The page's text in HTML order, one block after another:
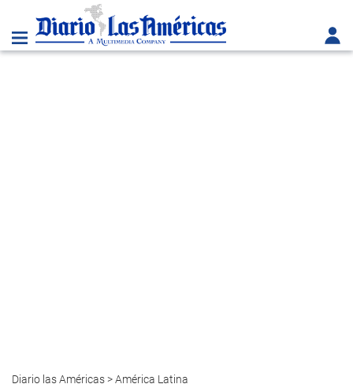
Diario las Américas>América Latina